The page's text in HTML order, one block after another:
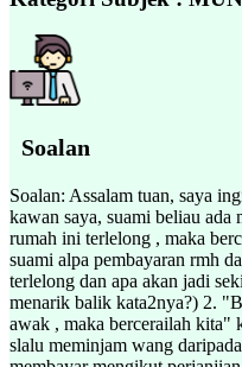
Soalan
Soalan: Assalam tuan, saya
kawan saya, suami beliau ada
rumah ini terlelong , maka
suami alpa pembayaran rmh
terlelong dan apa akan jadi
menarik balik kata2nya?) 2.
awak , maka bercerailah kita"
slalu meminjam wang